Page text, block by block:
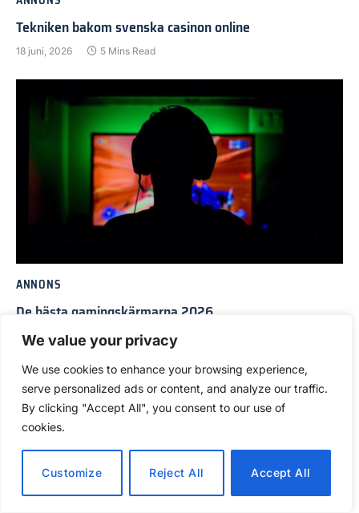
We value your privacy
We use cookies to enhance your browsing experience,
serve personalized ads or content, and analyze our traffic.
By clicking "Accept All", you consent to our use of
cookies.
Customize Reject All Accept All
Tekniken bakom svenska casinon online
18 juni, 2026 5 Mins Read
ANNONS
De bästa gamingskärmarna 2026
2 juni, 2026 8 Mins Read
ADD A COMMENT